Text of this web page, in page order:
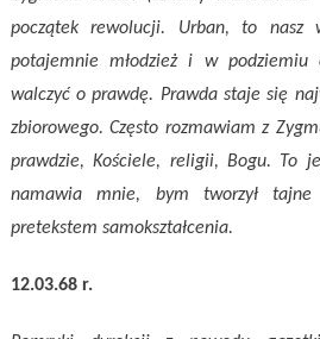
początek rewolucji. Urban, to nasz
potajemnie młodzież i w
walczyć o prawdę. Prawda staje się
zbiorowego. Często rozmawiam z
prawdzie, Kościele, religii, Bogu. To
namawia mnie, bym tworzył tajne
pretekstem samokształcenia.
12.03.68 r.